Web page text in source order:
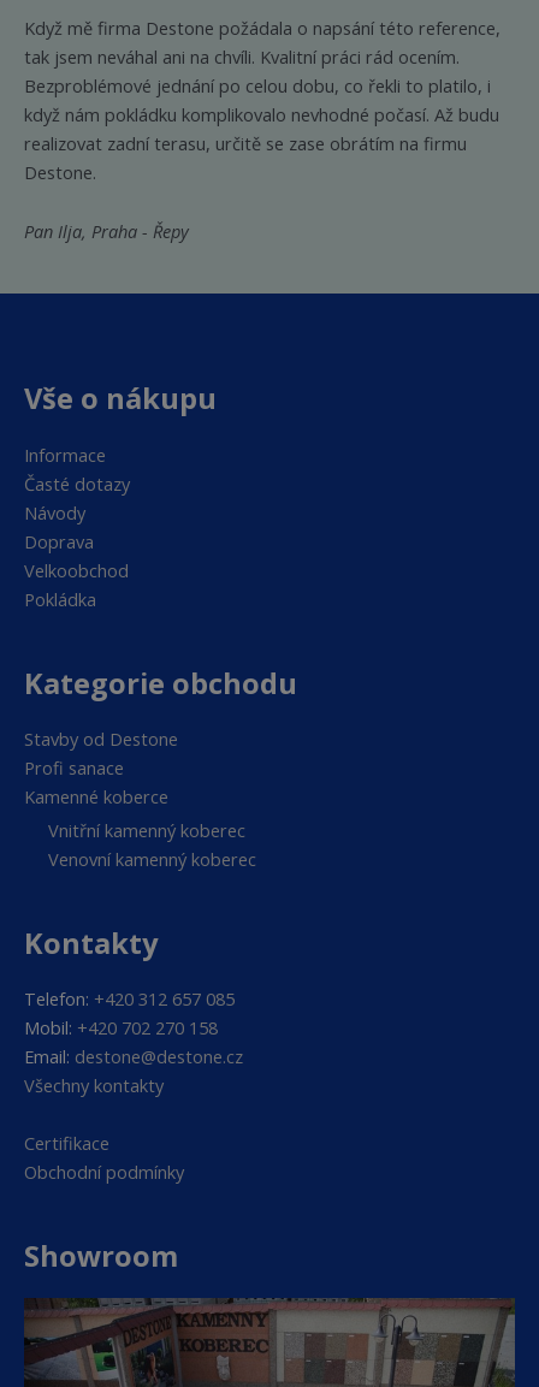
Když mě firma Destone požádala o napsání této reference,
tak jsem neváhal ani na chvíli. Kvalitní práci rád ocením.
Bezproblémové jednání po celou dobu, co řekli to platilo, i
když nám pokládku komplikovalo nevhodné počasí. Až budu
realizovat zadní terasu, určitě se zase obrátím na firmu
Destone.
Pan Ilja, Praha - Řepy
Vše o nákupu
Informace
Časté dotazy
Návody
Doprava
Velkoobchod
Pokládka
Kategorie obchodu
Stavby od Destone
Profi sanace
Kamenné koberce
Vnitřní kamenný koberec
Venovní kamenný koberec
Kontakty
Telefon: +420 312 657 085
Mobil: +420 702 270 158
Email: destone@destone.cz
Všechny kontakty
Certifikace
Obchodní podmínky
Showroom